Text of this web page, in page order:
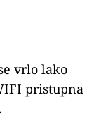
vrlo lako
pristupna